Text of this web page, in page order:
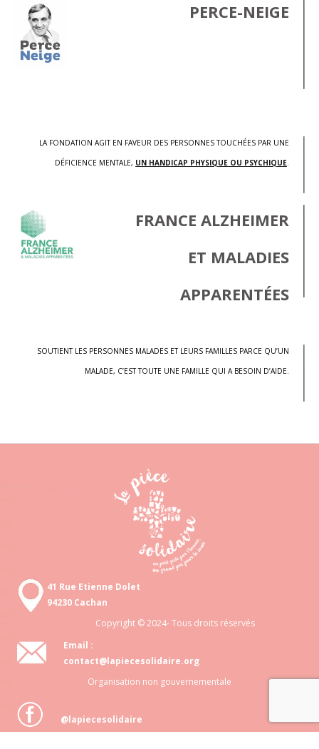
PERCE-NEIGE
LA FONDATION AGIT EN FAVEUR DES PERSONNES TOUCHÉES PAR UNE
DÉFICIENCE MENTALE, UN HANDICAP PHYSIQUE OU PSYCHIQUE.
FRANCE ALZHEIMER
ET MALADIES
APPARENTÉES
SOUTIENT LES PERSONNES MALADES ET LEURS FAMILLES PARCE QU’UN
MALADE, C’EST TOUTE UNE FAMILLE QUI A BESOIN D’AIDE.
41 Rue Etienne Dolet
94230 Cachan
Copyright © 2024- Tous droits réservés
Email :
contact@lapiecesolidaire.org
Organisation non gouvernementale
@lapiecesolidaire